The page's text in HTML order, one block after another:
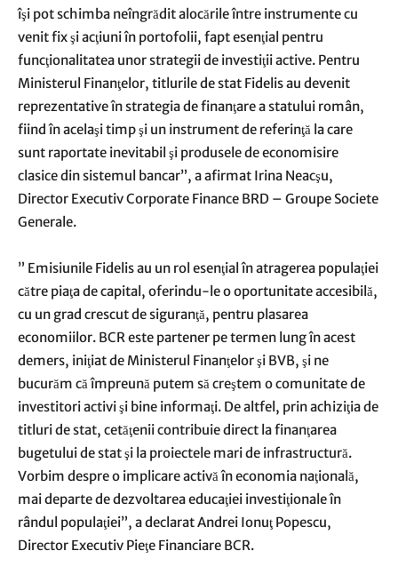
îşi pot schimba neîngrădit alocările între instrumente cu
venit fix şi acţiuni în portofolii, fapt esenţial pentru
funcţionalitatea unor strategii de investiţii active. Pentru
Ministerul Finanţelor, titlurile de stat Fidelis au devenit
reprezentative în strategia de finanţare a statului român,
fiind în acelaşi timp şi un instrument de referinţă la care
sunt raportate inevitabil şi produsele de economisire
clasice din sistemul bancar”, a afirmat Irina Neacşu,
Director Executiv Corporate Finance BRD – Groupe Societe
Generale.
” Emisiunile Fidelis au un rol esenţial în atragerea populaţiei
către piaţa de capital, oferindu-le o oportunitate accesibilă,
cu un grad crescut de siguranţă, pentru plasarea
economiilor. BCR este partener pe termen lung în acest
demers, iniţiat de Ministerul Finanţelor şi BVB, şi ne
bucurăm că împreună putem să creştem o comunitate de
investitori activi şi bine informaţi. De altfel, prin achiziţia de
titluri de stat, cetăţenii contribuie direct la finanţarea
bugetului de stat şi la proiectele mari de infrastructură.
Vorbim despre o implicare activă în economia naţională,
mai departe de dezvoltarea educaţiei investiţionale în
rândul populaţiei”, a declarat Andrei Ionuţ Popescu,
Director Executiv Pieţe Financiare BCR.